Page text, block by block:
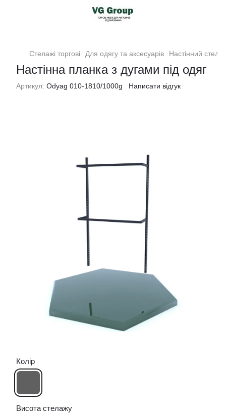
Стелажі торгові Для одягу та аксесуарів Настінний
Настінна планка з дугами під одяг
Артикул: Odyag 010-1810/1000g Написати відгук
Колір
Висота стелажу